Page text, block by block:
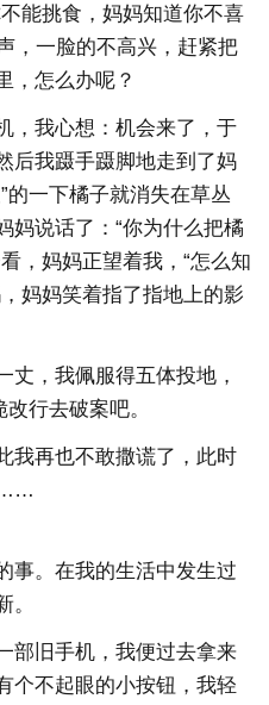
能挑食，妈妈知道你不喜
，一脸的不高兴，赶紧把
，怎么办呢？
，我心想：机会来了，于
后我蹑手蹑脚地走到了妈
的一下橘子就消失在草丛
妈说话了：“你为什么把橘
，妈妈正望着我，“怎么知
妈妈笑着指了指地上的影
丈，我佩服得五体投地，
行去破案吧。
我再也不敢撒谎了，此时
……
事。在我的生活中发生过
。
部旧手机，我便过去拿来
个不起眼的小按钮，我轻